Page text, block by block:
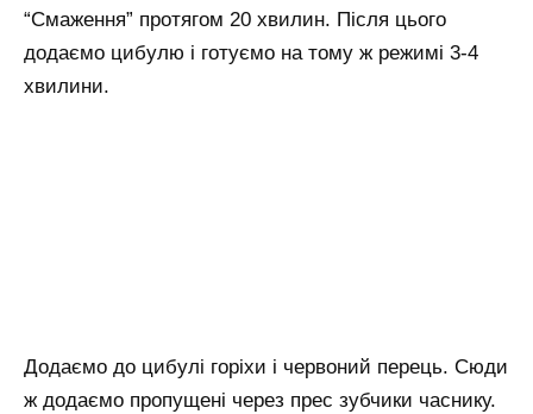
“Смаження” протягом 20 хвилин. Після цього
додаємо цибулю і готуємо на тому ж режимі 3-4
хвилини.
Додаємо до цибулі горіхи і червоний перець. Сюди
ж додаємо пропущені через прес зубчики часнику.